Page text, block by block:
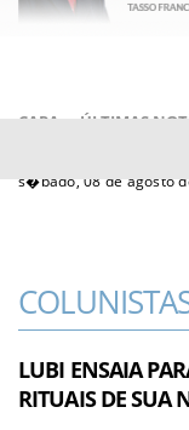
CAPA ÚLTIMAS
s�bado, 08 de agosto
LUBI ENSAIA
RITUAIS DE SUA